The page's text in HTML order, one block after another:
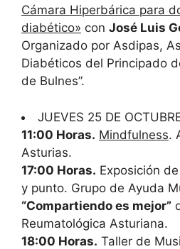
Cámara Hiperbárica para
diabético» con José Luis
Organizado por Asdipas,
Diabéticos del Principado
de Bulnes”.
JUEVES 25 DE
11:00 Horas. Mindfulness.
Asturias.
17:00 Horas. Exposición
y punto. Grupo de Ayuda
“Compartiendo es mejor”
Reumatológica Asturiana.
18:00 Horas. Taller de